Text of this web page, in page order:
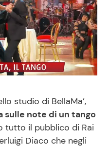
Cucina e Ricette
Consigli di Cucina
Dolci
Le Ricette in TV
studio di BellaMa’,
sulle note di un tango
tutto il pubblico di Rai
Diaco che negli